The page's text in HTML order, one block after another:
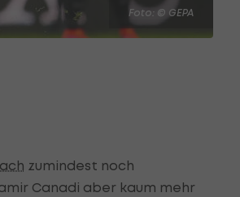
Foto: © GEPA
zumindest noch
Canadi aber kaum mehr